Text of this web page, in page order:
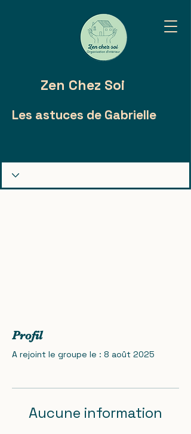
Zen Chez Soi
Les astuces de Gabrielle
Profil
A rejoint le groupe le : 8 août 2025
Aucune information